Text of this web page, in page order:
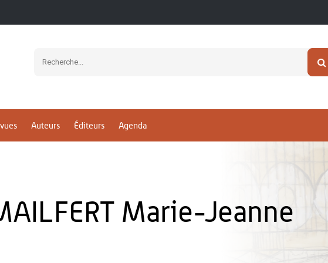
Auteurs Éditeurs Agenda
Marie-Jeanne